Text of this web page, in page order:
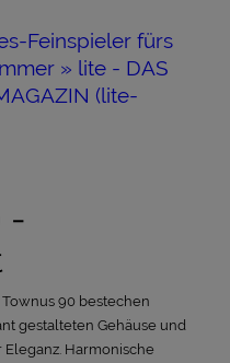
Feinspieler fürs
» lite - DAS
(lite-
-
90 bestechen
gestalteten Gehäuse und
Harmonische